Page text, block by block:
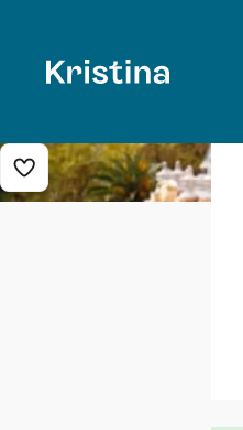
Lisää risteily suosikkeihin